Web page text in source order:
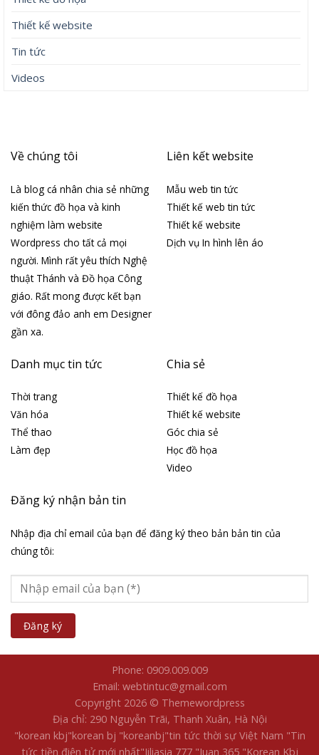
Thiết kế website
Tin tức
Videos
Về chúng tôi
Là blog cá nhân chia sẻ những
kiến thức đồ họa và kinh
nghiệm làm website
Wordpress cho tất cả mọi
người. Mình rất yêu thích Nghệ
thuật Thánh và Đồ họa Công
giáo. Rất mong được kết bạn
với đông đảo anh em Designer
gần xa.
Liên kết website
Mẫu web tin tức
Thiết kế web tin tức
Thiết kế website
Dịch vụ In hình lên áo
Danh mục tin tức
Thời trang
Văn hóa
Thể thao
Làm đẹp
Chia sẻ
Thiết kế đồ họa
Thiết kế website
Góc chia sẻ
Học đồ họa
Video
Đăng ký nhận bản tin
Nhập địa chỉ email của bạn để đăng ký theo bản bản tin của
chúng tôi:
Phone: 0909.009.009
Email: webtintuc@gmail.com
Copyright 2026 © Themewordpress
Địa chỉ: 290 Nguyễn Trãi, Thanh Xuân, Hà Nội
"korean kbj​"korean bj "koreanbj​"tin tức thời sự Việt Nam "Tin
tức tiền điện tử mới nhất​"Jiliasia 777 "Juan 365 "Korean Kbj